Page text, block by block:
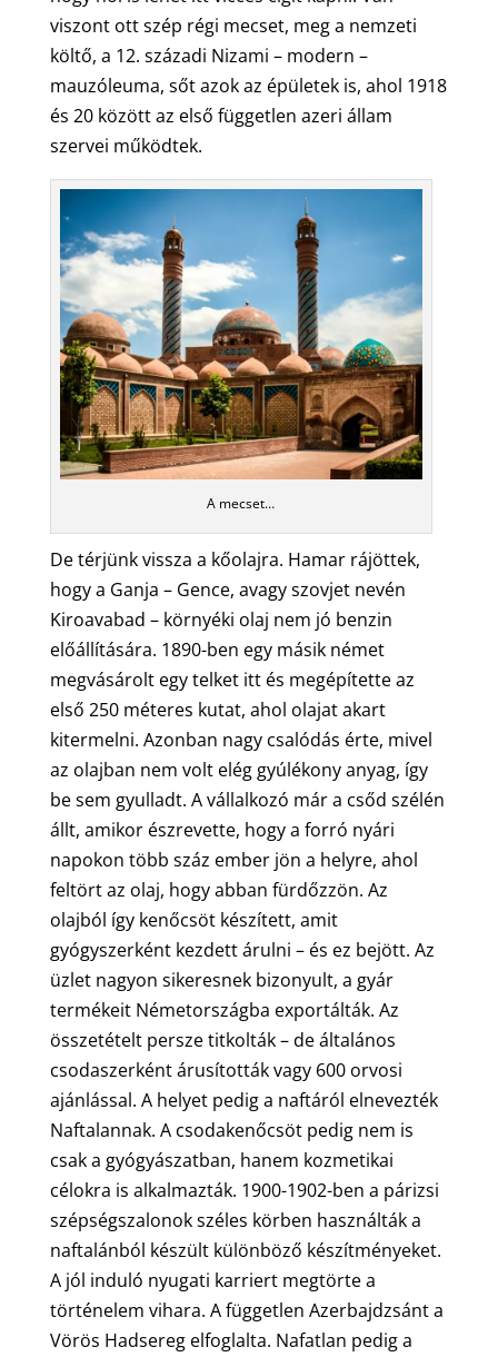
viszont ott szép régi mecset, meg a nemzeti
költő, a 12. századi Nizami – modern –
mauzóleuma, sőt azok az épületek is, ahol 1918
és 20 között az első független azeri állam
szervei működtek.
A mecset…
De térjünk vissza a kőolajra. Hamar rájöttek,
hogy a Ganja – Gence, avagy szovjet nevén
Kiroavabad – környéki olaj nem jó benzin
előállítására. 1890-ben egy másik német
megvásárolt egy telket itt és megépítette az
első 250 méteres kutat, ahol olajat akart
kitermelni. Azonban nagy csalódás érte, mivel
az olajban nem volt elég gyúlékony anyag, így
be sem gyulladt. A vállalkozó már a csőd szélén
állt, amikor észrevette, hogy a forró nyári
napokon több száz ember jön a helyre, ahol
feltört az olaj, hogy abban fürdőzzön. Az
olajból így kenőcsöt készített, amit
gyógyszerként kezdett árulni – és ez bejött. Az
üzlet nagyon sikeresnek bizonyult, a gyár
termékeit Németországba exportálták. Az
összetételt persze titkolták – de általános
csodaszerként árusították vagy 600 orvosi
ajánlással. A helyet pedig a naftáról elnevezték
Naftalannak. A csodakenőcsöt pedig nem is
csak a gyógyászatban, hanem kozmetikai
célokra is alkalmazták. 1900-1902-ben a párizsi
szépségszalonok széles körben használták a
naftalánból készült különböző készítményeket.
A jól induló nyugati karriert megtörte a
történelem vihara. A független Azerbajdzsánt a
Vörös Hadsereg elfoglalta. Nafatlan pedig a